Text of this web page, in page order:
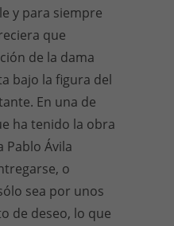
y para siempre
que
de la dama
bajo la figura del
En una de
ha tenido la obra
Pablo Ávila
o
sea por unos
de deseo, lo que